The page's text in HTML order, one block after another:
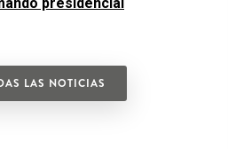
LAS NOTICIAS